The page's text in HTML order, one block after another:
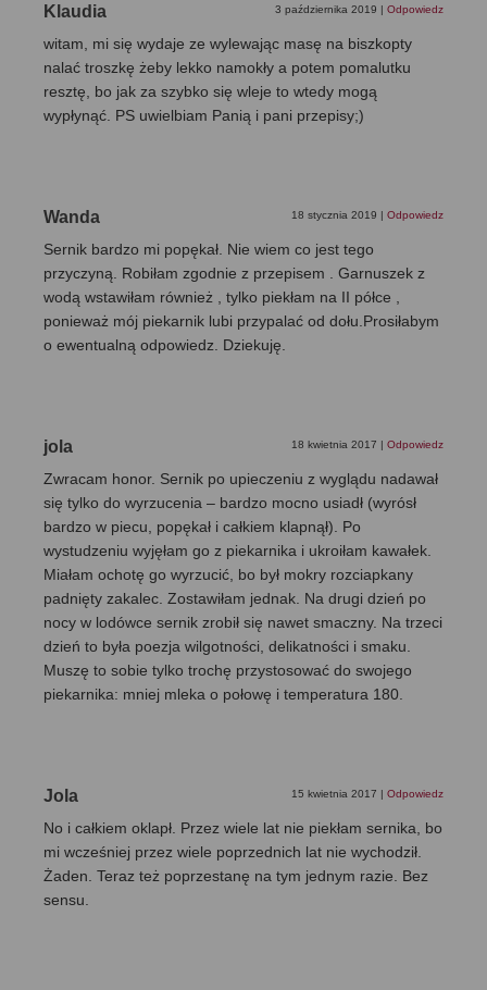
Klaudia 3 października 2019 | Odpowiedz
witam, mi się wydaje ze wylewając masę na biszkopty
nalać troszkę żeby lekko namokły a potem pomalutku
resztę, bo jak za szybko się wleje to wtedy mogą
wypłynąć. PS uwielbiam Panią i pani przepisy;)
Wanda 18 stycznia 2019 | Odpowiedz
Sernik bardzo mi popękał. Nie wiem co jest tego
przyczyną. Robiłam zgodnie z przepisem . Garnuszek z
wodą wstawiłam również , tylko piekłam na II półce ,
ponieważ mój piekarnik lubi przypalać od dołu.Prosiłabym
o ewentualną odpowiedz. Dziekuję.
jola 18 kwietnia 2017 | Odpowiedz
Zwracam honor. Sernik po upieczeniu z wyglądu nadawał
się tylko do wyrzucenia – bardzo mocno usiadł (wyrósł
bardzo w piecu, popękał i całkiem klapnął). Po
wystudzeniu wyjęłam go z piekarnika i ukroiłam kawałek.
Miałam ochotę go wyrzucić, bo był mokry rozciapkany
padnięty zakalec. Zostawiłam jednak. Na drugi dzień po
nocy w lodówce sernik zrobił się nawet smaczny. Na trzeci
dzień to była poezja wilgotności, delikatności i smaku.
Muszę to sobie tylko trochę przystosować do swojego
piekarnika: mniej mleka o połowę i temperatura 180.
Jola 15 kwietnia 2017 | Odpowiedz
No i całkiem oklapł. Przez wiele lat nie piekłam sernika, bo
mi wcześniej przez wiele poprzednich lat nie wychodził.
Żaden. Teraz też poprzestanę na tym jednym razie. Bez
sensu.